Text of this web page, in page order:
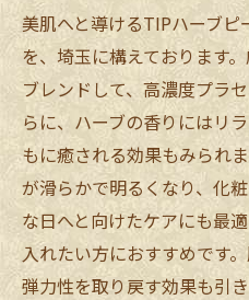
美肌へと導けるTIPハーブ
を、埼玉に構えております
ブレンドして、高濃度プラ
らに、ハーブの香りにはリ
もに癒される効果もみられ
が滑らかで明るくなり、化
な日へと向けたケアにも最
入れたい方におすすめです
弾力性を取り戻す効果も引き